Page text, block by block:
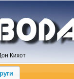
Кихот